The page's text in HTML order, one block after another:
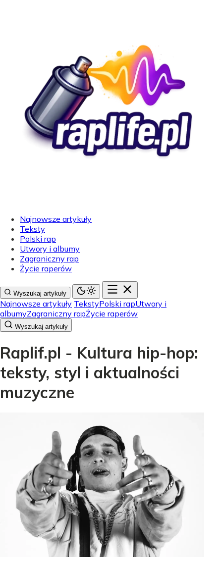
Najnowsze artykuły
Teksty
Polski rap
Utwory i albumy
Zagraniczny rap
Życie raperów
Wyszukaj artykuły
Najnowsze artykuły TekstyPolski rapUtwory i
albumyZagraniczny rapŻycie raperów
Wyszukaj artykuły
Raplif.pl - Kultura hip-hop:
teksty, styl i aktualności
muzyczne